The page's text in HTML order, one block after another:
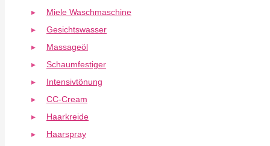
Miele Waschmaschine
Gesichtswasser
Massageöl
Schaumfestiger
Intensivtönung
CC-Cream
Haarkreide
Haarspray